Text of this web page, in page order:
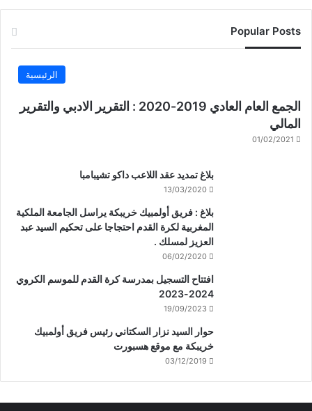
Popular Posts
الرئيسية
الجمع العام العادي 2019-2020 : التقرير الادبي والتقرير
المالي
01/02/2021
بلاغ تمديد عقد اللاعب داكو تشيبامبا
13/03/2020
بلاغ : فريق أولمبيك خريبكة يراسل الجامعة الملكية
المغربية لكرة القدم احتجاجا على تحكيم السيد عبد
العزيز لمسلك .
06/02/2020
افتتاح التسجيل بمدرسة كرة القدم للموسم الكروي
2024-2023
19/09/2023
حوار السيد نزار السكتاني رئيس فريق أولمبيك
خريبكة مع موقع هسبورت
03/12/2019